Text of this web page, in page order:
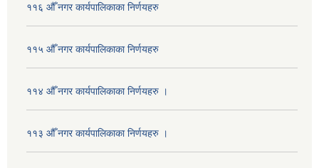
११६ औँ नगर कार्यपालिकाका निर्णयहरु
११५ औँ नगर कार्यपालिकाका निर्णयहरु
११४ औँ नगर कार्यपालिकाका निर्णयहरु ।
११३ औँ नगर कार्यपालिकाका निर्णयहरु ।